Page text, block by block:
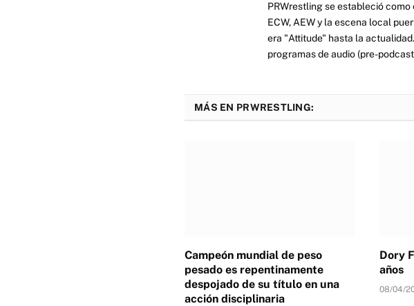
PRWrestling se estableció
ECW, AEW y la escena local
era "Attitude" hasta la
programas de audio (pre-
MÁS EN PRWRESTLING:
Campeón mundial de peso
pesado es repentinamente
despojado de su título en una
acción disciplinaria
Dory
años
08/04/